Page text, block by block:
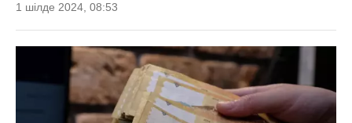
1 шілде 2024, 08:53